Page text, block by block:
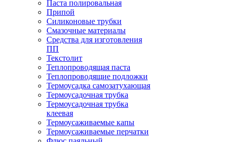
Паста полировальная
Припой
Силиконовые трубки
Смазочные материалы
Средства для изготовления
ПП
Текстолит
Теплопроводящая паста
Теплопроводящие подложки
Термоусадка самозатухающая
Термоусадочная трубка
Термоусадочная трубка
клеевая
Термоусаживаемые капы
Термоусаживаемые перчатки